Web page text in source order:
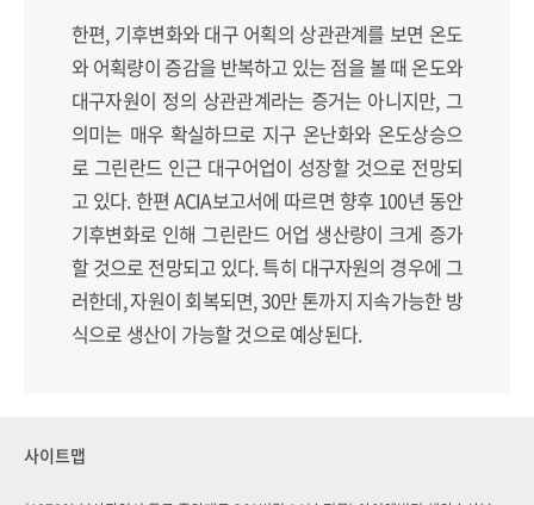
한편, 기후변화와 대구 어획의 상관관계를 보면 온도
와 어획량이 증감을 반복하고 있는 점을 볼 때 온도와
대구자원이 정의 상관관계라는 증거는 아니지만, 그
의미는 매우 확실하므로 지구 온난화와 온도상승으
로 그린란드 인근 대구어업이 성장할 것으로 전망되
고 있다. 한편 ACIA보고서에 따르면 향후 100년 동안
기후변화로 인해 그린란드 어업 생산량이 크게 증가
할 것으로 전망되고 있다. 특히 대구자원의 경우에 그
러한데, 자원이 회복되면, 30만 톤까지 지속가능한 방
식으로 생산이 가능할 것으로 예상된다.
사이트맵